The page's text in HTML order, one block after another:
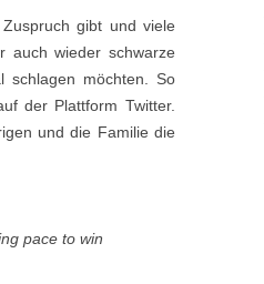
gibt und viele
auch wieder schwarze
schlagen möchten. So
der Plattform Twitter.
und die Familie die
pace to win